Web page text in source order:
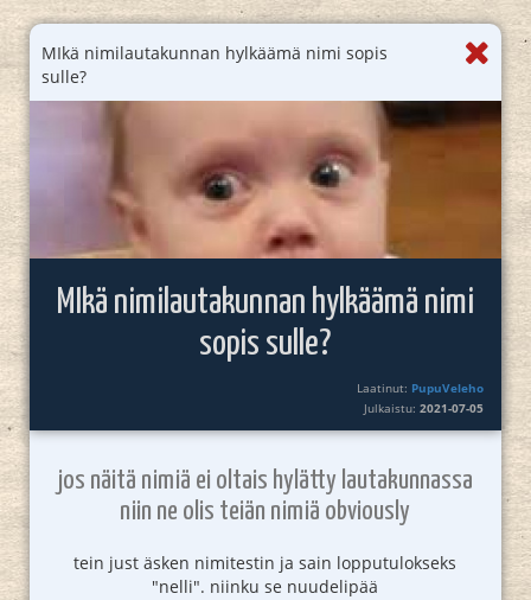
MIkä nimilautakunnan hylkäämä nimi sopis
sulle?
MIkä nimilautakunnan hylkäämä nimi
sopis sulle?
Laatinut: PupuVeleho
Julkaistu:2021-07-05
jos näitä nimiä ei oltais hylätty lautakunnassa
niin ne olis teiän nimiä obviously
tein just äsken nimitestin ja sain lopputulokseks
"nelli". niinku se nuudelipää